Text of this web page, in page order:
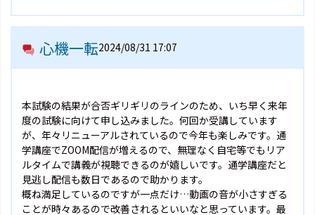
心機一転2024/08/31 17:07
本試験の結果が合否ギリギリのラインのため、いち早く来年
度の試験に向けて申し込みました。何回か受講しています
が、年々リニューアルされているので今年も楽しみです。通
学講座でZOOM配信が増えるので、無理なく自宅等でもリア
ルタイムで講義が視聴できるのが嬉しいです。通学講座だと
見逃し配信も数日であるので助かります。
概ね満足しているのですが一点だけ…動画の音が小さすぎる
ことが時々あるので改善されるといいなと思っています。最